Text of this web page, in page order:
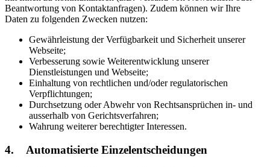
Beantwortung von Kontaktanfragen). Zudem können wir Ihre
Daten zu folgenden Zwecken nutzen:
Gewährleistung der Verfügbarkeit und Sicherheit unserer
Webseite;
Verbesserung sowie Weiterentwicklung unserer
Dienstleistungen und Webseite;
Einhaltung von rechtlichen und/oder regulatorischen
Verpflichtungen;
Durchsetzung oder Abwehr von Rechtsansprüchen in- und
ausserhalb von Gerichtsverfahren;
Wahrung weiterer berechtigter Interessen.
4. Automatisierte Einzelentscheidungen